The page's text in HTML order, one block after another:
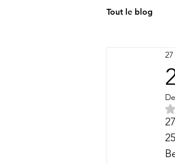
Tout le blog
Albums